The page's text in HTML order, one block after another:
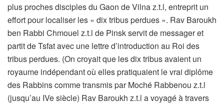
plus proches disciples du Gaon de Vilna z.t.l, entreprit un
effort pour localiser les « dix tribus perdues ». Rav Baroukh
ben Rabbi Chmouel z.t.l de Pinsk servit de messager et
partit de Tsfat avec une lettre d’introduction au Roi des
tribus perdues. (On croyait que les dix tribus avaient un
royaume indépendant où elles pratiquaient le vrai diplôme
des Rabbins comme transmis par Moché Rabbenou z.t.l
(jusqu’au IVe siècle) Rav Baroukh z.t.l a voyagé à travers